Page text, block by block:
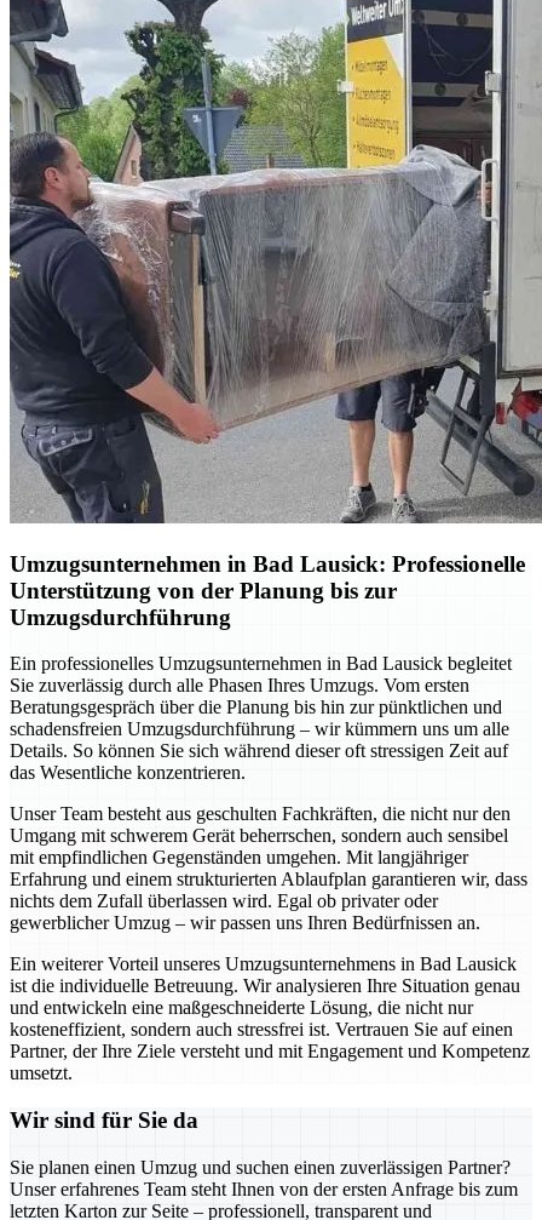
Umzugsunternehmen in Bad Lausick: Professionelle
Unterstützung von der Planung bis zur
Umzugsdurchführung
Ein professionelles Umzugsunternehmen in Bad Lausick begleitet
Sie zuverlässig durch alle Phasen Ihres Umzugs. Vom ersten
Beratungsgespräch über die Planung bis hin zur pünktlichen und
schadensfreien Umzugsdurchführung – wir kümmern uns um alle
Details. So können Sie sich während dieser oft stressigen Zeit auf
das Wesentliche konzentrieren.
Unser Team besteht aus geschulten Fachkräften, die nicht nur den
Umgang mit schwerem Gerät beherrschen, sondern auch sensibel
mit empfindlichen Gegenständen umgehen. Mit langjähriger
Erfahrung und einem strukturierten Ablaufplan garantieren wir, dass
nichts dem Zufall überlassen wird. Egal ob privater oder
gewerblicher Umzug – wir passen uns Ihren Bedürfnissen an.
Ein weiterer Vorteil unseres Umzugsunternehmens in Bad Lausick
ist die individuelle Betreuung. Wir analysieren Ihre Situation genau
und entwickeln eine maßgeschneiderte Lösung, die nicht nur
kosteneffizient, sondern auch stressfrei ist. Vertrauen Sie auf einen
Partner, der Ihre Ziele versteht und mit Engagement und Kompetenz
umsetzt.
Wir sind für Sie da
Sie planen einen Umzug und suchen einen zuverlässigen Partner?
Unser erfahrenes Team steht Ihnen von der ersten Anfrage bis zum
letzten Karton zur Seite – professionell, transparent und